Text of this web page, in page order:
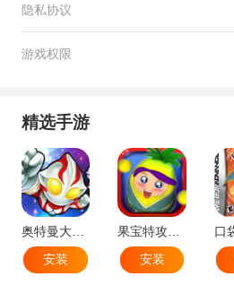
隐私协议
游戏权限
精选手游
奥特曼大战小怪兽
安装
安装